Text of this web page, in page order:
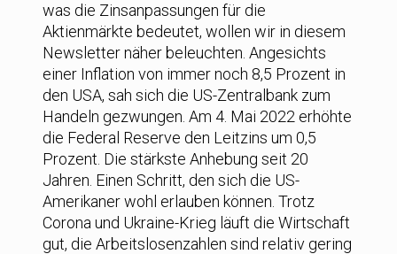
was die Zinsanpassungen für die
Aktienmärkte bedeutet, wollen wir in diesem
Newsletter näher beleuchten. Angesichts
einer Inflation von immer noch 8,5 Prozent in
den USA, sah sich die US-Zentralbank zum
Handeln gezwungen. Am 4. Mai 2022 erhöhte
die Federal Reserve den Leitzins um 0,5
Prozent. Die stärkste Anhebung seit 20
Jahren. Einen Schritt, den sich die US-
Amerikaner wohl erlauben können. Trotz
Corona und Ukraine-Krieg läuft die Wirtschaft
gut, die Arbeitslosenzahlen sind relativ gering